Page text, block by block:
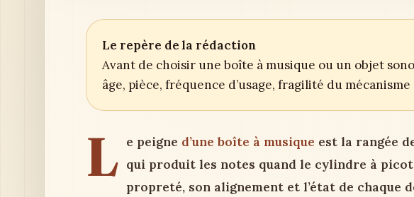
Le repère de la rédaction
Avant de choisir une boîte à musique ou un objet
âge, pièce, fréquence d’usage, fragilité du
L e peigne d’une boîte à musique est la rangée
qui produit les notes quand le cylindre à
propreté, son alignement et l’état de chaque